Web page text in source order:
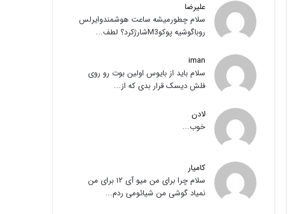
علیرضا
سلام چطورمیشه ساعت هوشمندوایرلس
روباگوشیه پوکوM3شارژکرد؟ لطف...
iman
سلام باید از بایوس اولین بوت رو روی
فلش دیسک قرار بدی که از...
لادن
خوب...
کامیار
سلام چرا برای من میو آی ۱۲ برای من
نمیاد گوشی من شیائومی ردم...